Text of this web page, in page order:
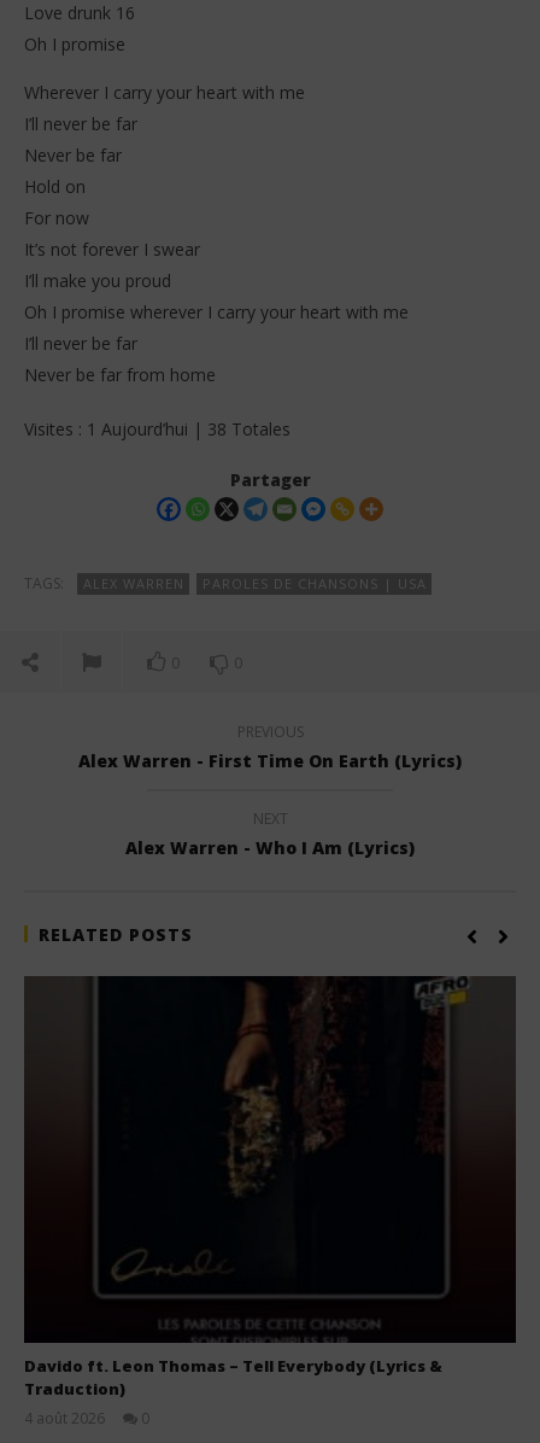
Love drunk 16
Oh I promise
Wherever I carry your heart with me
I’ll never be far
Never be far
Hold on
For now
It’s not forever I swear
I’ll make you proud
Oh I promise wherever I carry your heart with me
I’ll never be far
Never be far from home
Visites : 1 Aujourd’hui | 38 Totales
Partager
TAGS: ALEX WARREN PAROLES DE CHANSONS | USA
0 0
PREVIOUS
Alex Warren - First Time On Earth (Lyrics)
NEXT
Alex Warren - Who I Am (Lyrics)
RELATED POSTS
Davido ft. Leon Thomas – Tell Everybody (Lyrics &
Traduction)
4 août 2026
0